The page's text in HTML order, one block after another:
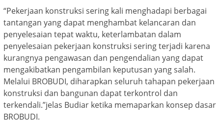
“Pekerjaan konstruksi sering kali menghadapi berbagai
tantangan yang dapat menghambat kelancaran dan
penyelesaian tepat waktu, keterlambatan dalam
penyelesaian pekerjaan konstruksi sering terjadi karena
kurangnya pengawasan dan pengendalian yang dapat
mengakibatkan pengambilan keputusan yang salah.
Melalui BROBUDI, diharapkan seluruh tahapan pekerjaan
konstruksi dan bangunan dapat terkontrol dan
terkendali.”jelas Budiar ketika memaparkan konsep dasar
BROBUDI.